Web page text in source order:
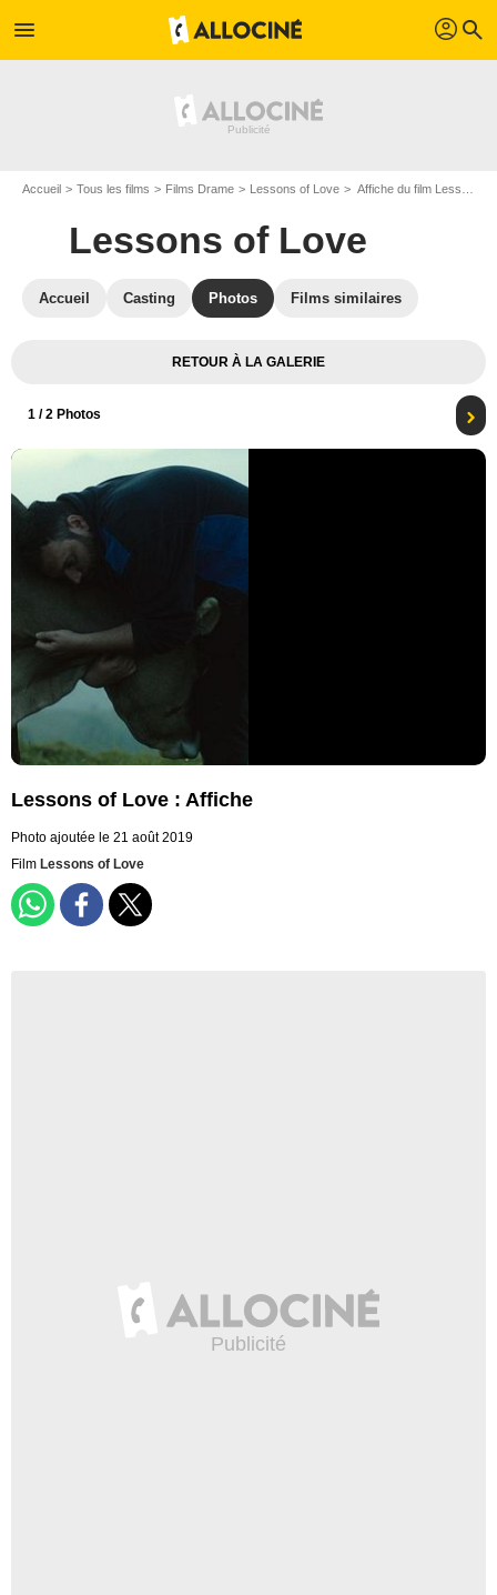
menu profil search
Accueil Tous les films Films Drame Lessons of Love Affiche du film Lessons of Love - Photo 1
Lessons of Love
Accueil Casting Photos Films similaires
RETOUR À LA GALERIE
1 / 2 Photos
Lessons of Love : Affiche
Photo ajoutée le 21 août 2019
Film Lessons of Love